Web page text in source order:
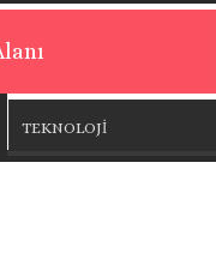
TEKNOLOJİ